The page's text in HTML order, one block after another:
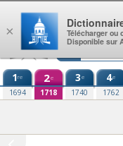
Aller au contenu
1re
1694
2e
1718
3e
1740
4e
1762
×
Télécharger ou
Disponible sur